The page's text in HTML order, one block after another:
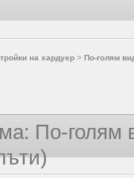
на хардуер> По-голям
По-голям